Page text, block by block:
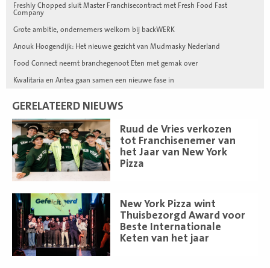
Freshly Chopped sluit Master Franchisecontract met Fresh Food Fast
Company
Grote ambitie, ondernemers welkom bij backWERK
Anouk Hoogendijk: Het nieuwe gezicht van Mudmasky Nederland
Food Connect neemt branchegenoot Eten met gemak over
Kwalitaria en Antea gaan samen een nieuwe fase in
GERELATEERD NIEUWS
Ruud de Vries verkozen
tot Franchisenemer van
het Jaar van New York
Pizza
Lees
meer
New York Pizza wint
Thuisbezorgd Award voor
Beste Internationale
Keten van het jaar
Lees
meer